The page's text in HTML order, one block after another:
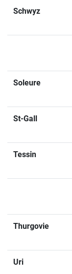
Schwyz
Soleure
St-Gall
Tessin
Thurgovie
Uri